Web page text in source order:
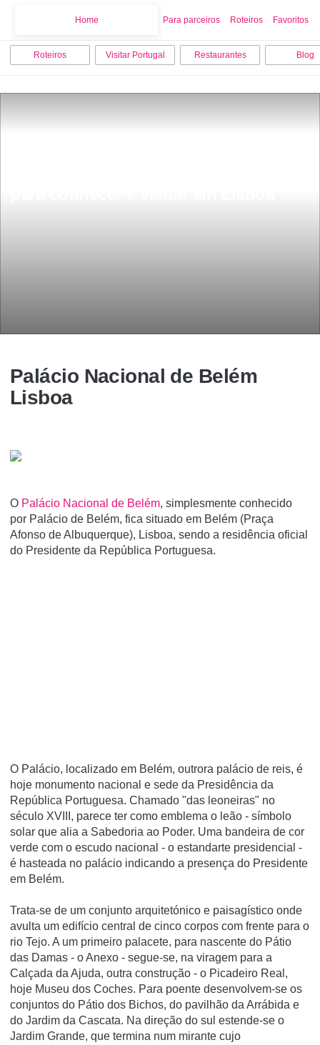
Home Para parceiros Roteiros Favoritos
Roteiros Visitar Portugal Restaurantes Blog
Palácio Nacional de Belém
Lisboa
O Palácio Nacional de Belém, simplesmente conhecido
por Palácio de Belém, fica situado em Belém (Praça
Afonso de Albuquerque), Lisboa, sendo a residência oficial
do Presidente da República Portuguesa.
O Palácio, localizado em Belém, outrora palácio de reis, é
hoje monumento nacional e sede da Presidência da
República Portuguesa. Chamado "das leoneiras" no
século XVIII, parece ter como emblema o leão - símbolo
solar que alia a Sabedoria ao Poder. Uma bandeira de cor
verde com o escudo nacional - o estandarte presidencial -
é hasteada no palácio indicando a presença do Presidente
em Belém.
Trata-se de um conjunto arquitetónico e paisagístico onde
avulta um edifício central de cinco corpos com frente para o
rio Tejo. A um primeiro palacete, para nascente do Pátio
das Damas - o Anexo - segue-se, na viragem para a
Calçada da Ajuda, outra construção - o Picadeiro Real,
hoje Museu dos Coches. Para poente desenvolvem-se os
conjuntos do Pátio dos Bichos, do pavilhão da Arrábida e
do Jardim da Cascata. Na direção do sul estende-se o
Jardim Grande, que termina num mirante cujo